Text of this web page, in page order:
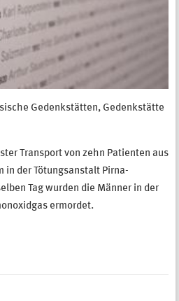
Gedenkstätten, Gedenkstätte
Transport von zehn Patienten aus
in der Tötungsanstalt Pirna-
Tag wurden die Männer in der
ermordet.